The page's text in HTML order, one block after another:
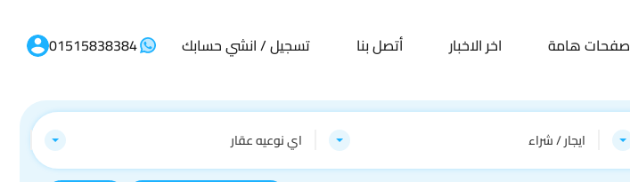
صفحات هامة اخر الاخبار أتصل بنا تسجيل / انشي حسابك 01515838384
ايجار / شراء اي نوعيه عقار